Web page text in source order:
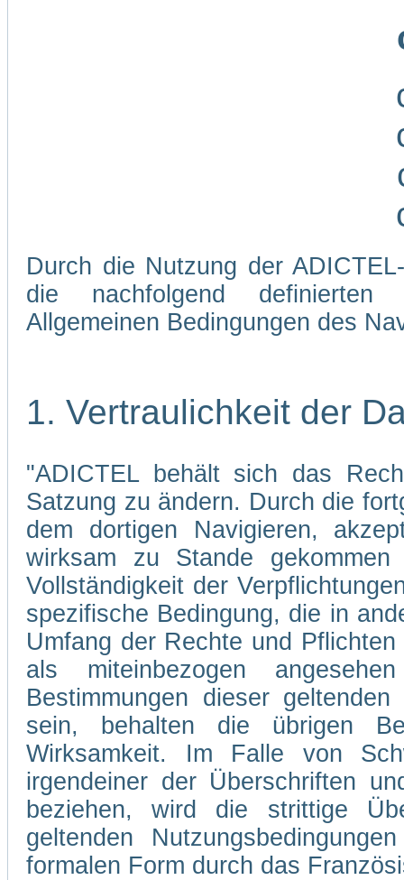
Durch die Nutzung der
die nachfolgend definierten
Allgemeinen Bedingungen des
1. Vertraulichkeit der
"ADICTEL behält sich das
Satzung zu ändern. Durch die
dem dortigen Navigieren,
wirksam zu Stande
Vollständigkeit der
spezifische Bedingung, die in
Umfang der Rechte und
als miteinbezogen
Bestimmungen dieser
sein, behalten die übrigen
Wirksamkeit. Im Falle von
irgendeiner der Überschriften
beziehen, wird die strittige
geltenden
formalen Form durch das